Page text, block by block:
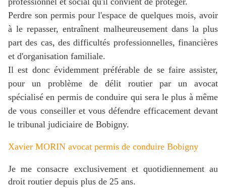
Perdre son permis pour l'espace de quelques mois, avoir
à le repasser, entraînent malheureusement dans la plus
part des cas, des difficultés professionnelles, financières
et d'organisation familiale.
Il est donc évidemment préférable de se faire assister,
pour un problème de délit routier par un avocat
spécialisé en permis de conduire qui sera le plus à même
de vous conseiller et vous défendre efficacement devant
le tribunal judiciaire de Bobigny.
Xavier MORIN avocat permis de conduire Bobigny
Je me consacre exclusivement et quotidiennement au
droit routier depuis plus de 25 ans.